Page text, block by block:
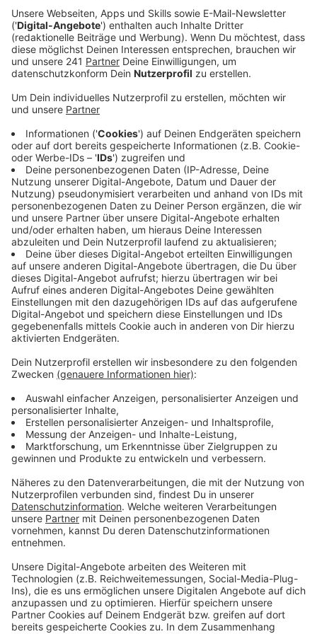
Veröffentlicht:Montag, 03.11.2025 06:56
Anzeige
Die Rückkehr des Wolfes ist auch im Kreis Euskirchen
ein vermuteter Wolfsriss in Kall gemeldet. Um die
Verbreitung der Tiere besser zu erforschen, hat das
Landesamt für Natur, Umwelt und Klima (LANUV) eine
besondere Aktion ins Leben gerufen: Bürgerinnen und
Bürger sind aufgerufen, Fotos von Wolfskot – auch
Losung genannt – einzusenden.
Das LANUV erklärt, dass standorttreue Wölfe ihr
Revier markieren, indem sie ihren Kot an markanten
Stellen wie Feldwegen oder Kreuzungen absetzen.
Anzeige
Worauf muss geachtet werden?
Doch wie erkennt man die Losung eines Wolfes? Laut
dem LANUV sollte sie mindestens 20 Zentimeter lang
oft sichtbare Haare, Knochenfragmente oder andere
Überreste von Beutetieren. Die Fotos können dann
über das sogenannte „Wolfsportal“ hochgeladen
werden. Experten prüfen die Bilder und entscheiden,
Test entnimmt. So soll ermittelt werden, welche
Wölfe in der Region unterwegs sind und wie sie sich
verbreiten.